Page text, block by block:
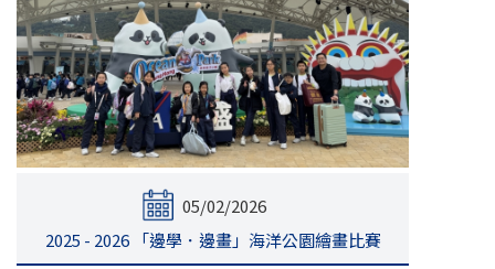
05/02/2026
2025 - 2026 「邊學．邊畫」海洋公園繪畫比賽